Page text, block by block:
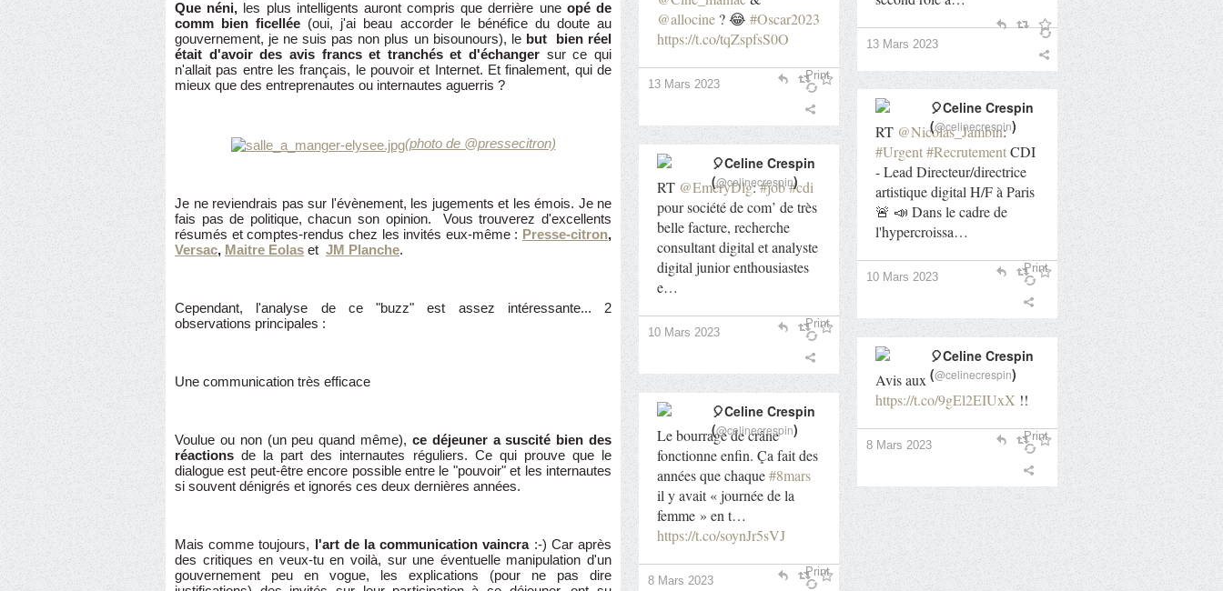
Que néni, les plus intelligents auront compris que derrière une opé de
comm bien ficellée (oui, j'ai beau accorder le bénéfice du doute au
gouvernement, je ne suis pas non plus un bisounours), le but bien réel
était d'avoir des avis francs et tranchés et d'échanger sur ce qui
n'allait pas entre les français, le pouvoir et Internet. Et finalement, qui de
mieux que des entreprenautes ou internautes aguerris ?
(photo de @pressecitron)
Je ne reviendrais pas sur l'évènement, les jugements et les émois. Je ne
fais pas de politique, chacun son opinion. Vous trouverez d'excellents
résumés et comptes-rendus chez les invités eux-même : Presse-citron,
Versac, Maitre Eolas et JM Planche.
Cependant, l'analyse de ce "buzz" est assez intéressante... 2
observations principales :
Une communication très efficace
Voulue ou non (un peu quand même), ce déjeuner a suscité bien des
réactions de la part des internautes réguliers. Ce qui prouve que le
dialogue est peut-être encore possible entre le "pouvoir" et les internautes
si souvent dénigrés et ignorés ces deux dernières années.
Mais comme toujours, l'art de la communication vaincra:-) Car après
des critiques en veux-tu en voilà, sur une éventuelle manipulation d'un
gouvernement peu en vogue, les explications (pour ne pas dire
13 Mars 2023
@allocine ? 😂 #Oscar2023
https://t.co/tqZspfsS0O
13 Mars 2023
Print
RT @Nicolas_Jambin:
#Urgent#RecrutementCDI
- Lead Directeur/directrice
artistique digital H/F à Paris
🚨 📣 Dans le cadre de
l'hypercroissa…
🎈Celine Crespin
(@celinecrespin)
10 Mars 2023
Print
RT @EmeryDlg:#job#cdi
pour société de com’ de très
belle facture, recherche
consultant digital et analyste
digital junior enthousiastes
e…
🎈Celine Crespin
(@celinecrespin)
10 Mars 2023
Print
Avis aux
https://t.co/9gEl2EIUxX !!
🎈Celine Crespin
(@celinecrespin)
8 Mars 2023
Print
Le bourrage de crâne
fonctionne enfin. Ça fait des
années que chaque#8mars
il y avait « journée de la
femme » en t…
https://t.co/soynJr5sVJ
🎈Celine Crespin
(@celinecrespin)
8 Mars 2023
Print